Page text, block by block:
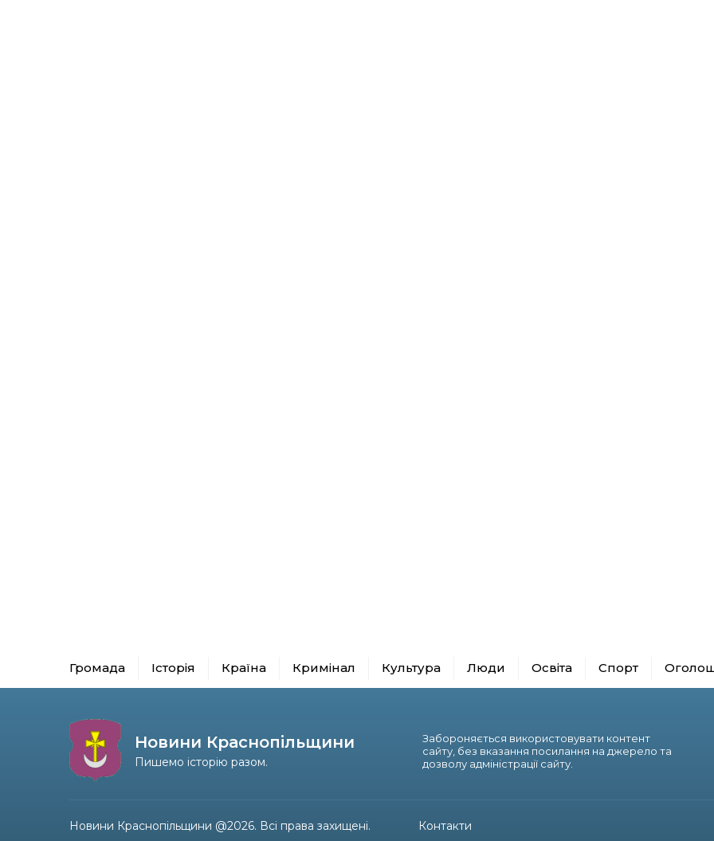
Громада Історія Країна Кримінал Культура Люди Освіта Спорт
Новини Краснопільщини
Пишемо історію разом.
Забороняється використовувати контент
сайту, без вказання посилання на джерело та
дозволу адміністрації сайту.
Новини Краснопільщини @2026. Всі права захищені. Контакти